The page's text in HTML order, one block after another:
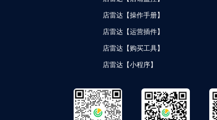
店雷达【操作手册】
店雷达【运营插件】
店雷达【购买工具】
店雷达【小程序】